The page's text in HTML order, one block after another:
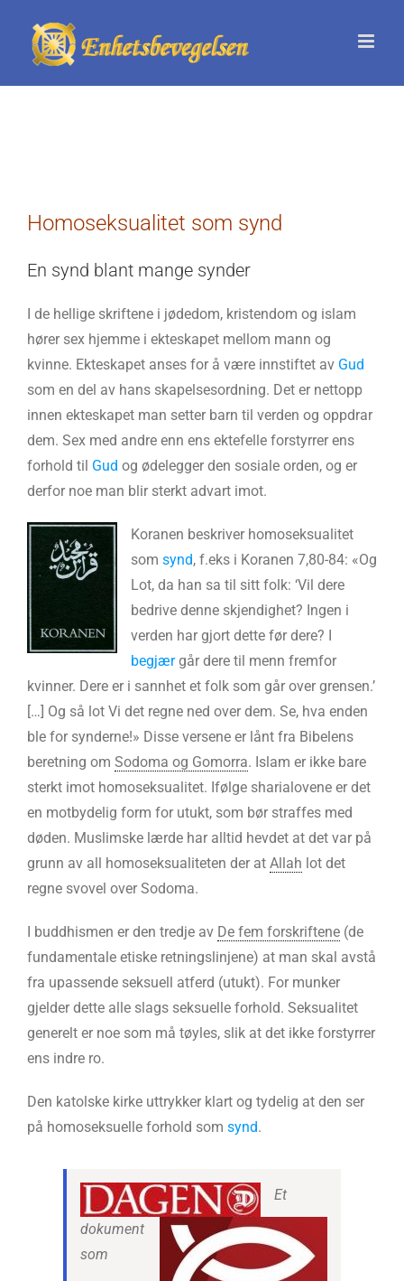
content
Homoseksualitet som synd
En synd blant mange synder
I de hellige skriftene i jødedom, kristendom og islam
hører sex hjemme i ekteskapet mellom mann og
kvinne. Ekteskapet anses for å være innstiftet av Gud
som en del av hans skapelsesordning. Det er nettopp
innen ekteskapet man setter barn til verden og oppdrar
dem. Sex med andre enn ens ektefelle forstyrrer ens
forhold til Gud og ødelegger den sosiale orden, og er
derfor noe man blir sterkt advart imot.
Koranen beskriver homoseksualitet
som synd, f.eks i Koranen 7,80-84: «Og
Lot, da han sa til sitt folk: ‘Vil dere
bedrive denne skjendighet? Ingen i
verden har gjort dette før dere? I
begjærgår dere til menn fremfor
kvinner. Dere er i sannhet et folk som går over grensen.’
[…] Og så lot Vi det regne ned over dem. Se, hva enden
ble for synderne!» Disse versene er lånt fra Bibelens
beretning om Sodoma og Gomorra. Islam er ikke bare
sterkt imot homoseksualitet. Ifølge sharialovene er det
en motbydelig form for utukt, som bør straffes med
døden. Muslimske lærde har alltid hevdet at det var på
grunn av all homoseksualiteten der at Allah lot det
regne svovel over Sodoma.
I buddhismen er den tredje av De fem forskriftene (de
fundamentale etiske retningslinjene) at man skal avstå
fra upassende seksuell atferd (utukt). For munker
gjelder dette alle slags seksuelle forhold. Seksualitet
generelt er noe som må tøyles, slik at det ikke forstyrrer
ens indre ro.
Den katolske kirke uttrykker klart og tydelig at den ser
på homoseksuelle forhold som synd.
Et
dokument
som